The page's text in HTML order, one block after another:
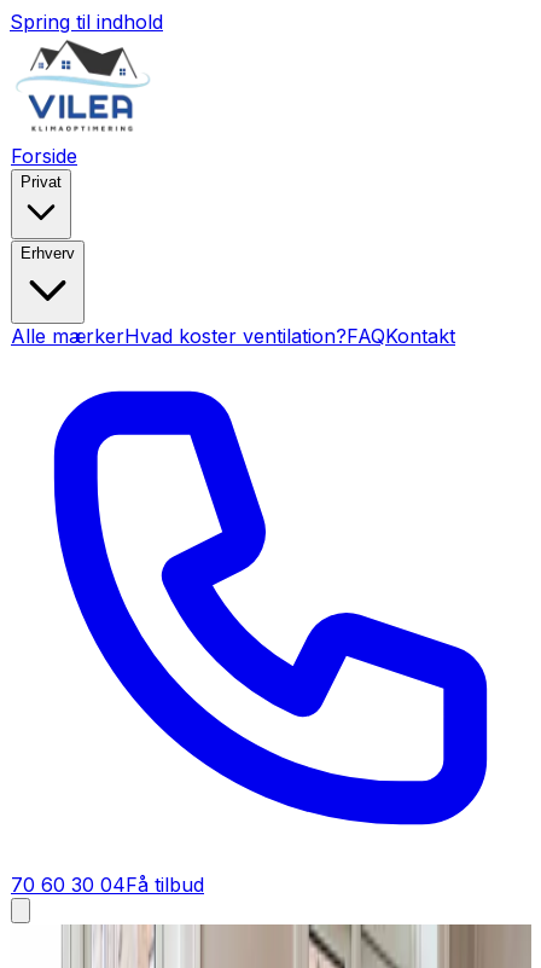
Spring til indhold
Forside
Privat
Erhverv
Alle mærkerHvad koster ventilation?FAQKontakt
70 60 30 04Få tilbud
Ventilation tilbud i